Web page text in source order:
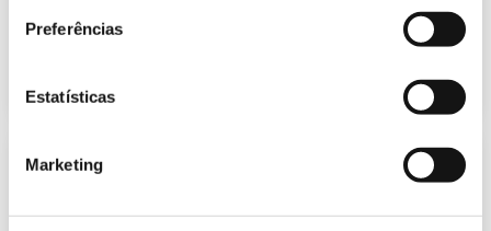
Preferências
Estatísticas
Marketing
Publicação com periodicidade anual com
informação de Eletricidade e Gás